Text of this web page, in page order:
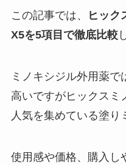
この記事では、
ヒック
X5を5項目で徹底比較
ミノキシジル外用薬
高いですがヒックスミ
人気を集めている塗り
使用感や価格、購入し